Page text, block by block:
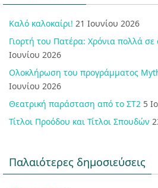
Καλό καλοκαίρι! 21 Ιουνίου 2026
Γιορτή του Πατέρα: Χρόνια πολλά
Ιουνίου 2026
Ολοκλήρωση του προγράμματος
Ιουνίου 2026
Θεατρική παράσταση από το ΣΤ2 5
Τίτλοι Προόδου και Τίτλοι Σπουδών
Παλαιότερες δημοσιεύσεις